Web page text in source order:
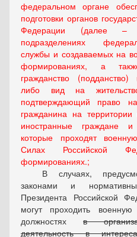
федеральном органе
подготовки органов
Федерации (далее –
подразделениях
службы и создаваемых на
формированиях, а
гражданство (подданство)
либо вид на
подтверждающий право
гражданина на территории
иностранные граждане
которые проходят
Силах Российской
формированиях.;
В случаях,
законами и
Президента Российской
могут проходить
должностях в
деятельность в